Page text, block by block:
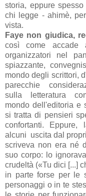
storia, eppure
chi legge - ahimè,
vista.
Faye non giudica,
così come accade
organizzatori nel
spiazzante,
mondo degli scrittori,
parecchie
sulla letteratura
mondo dell'editoria e
si tratta di pensieri
confortanti.
alcuni uscita dal
scriveva non era né
suo corpo: lo
crudeltà («Tu dici [...]
in parte forse per le
personaggi o in te